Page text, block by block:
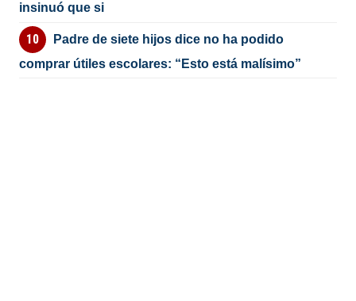
insinuó que si
Padre de siete hijos dice no ha podido
comprar útiles escolares: “Esto está malísimo”